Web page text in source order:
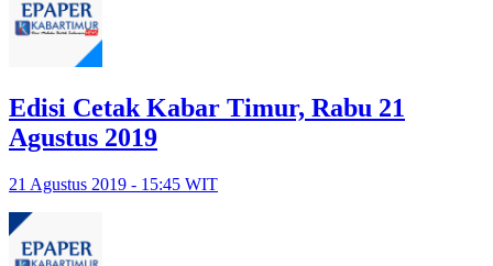
Edisi Cetak Kabar Timur, Rabu 21
Agustus 2019
21 Agustus 2019 - 15:45 WIT